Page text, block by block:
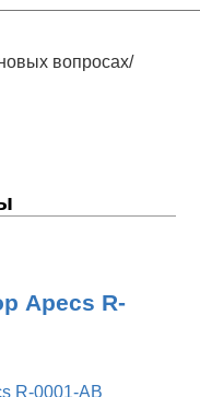
вопросах/
Apecs R-